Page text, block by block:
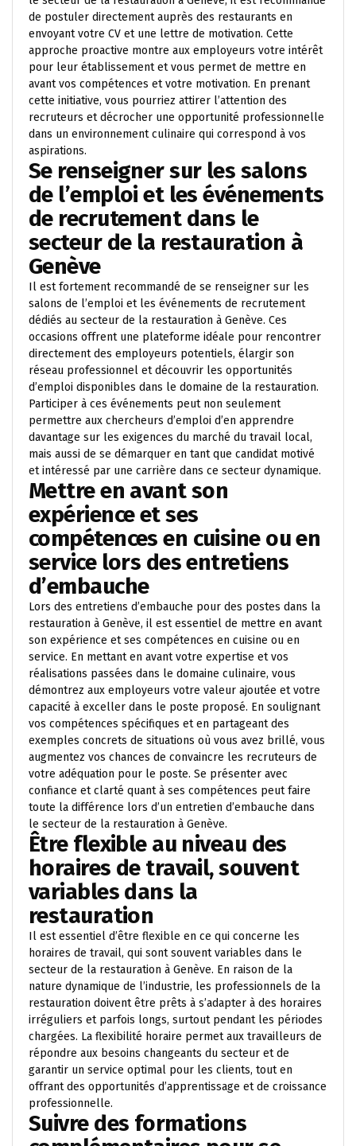
de postuler directement auprès des restaurants en
envoyant votre CV et une lettre de motivation. Cette
approche proactive montre aux employeurs votre intérêt
pour leur établissement et vous permet de mettre en
avant vos compétences et votre motivation. En prenant
cette initiative, vous pourriez attirer l’attention des
recruteurs et décrocher une opportunité professionnelle
dans un environnement culinaire qui correspond à vos
aspirations.
Se renseigner sur les salons
de l’emploi et les événements
de recrutement dans le
secteur de la restauration à
Genève
Il est fortement recommandé de se renseigner sur les
salons de l’emploi et les événements de recrutement
dédiés au secteur de la restauration à Genève. Ces
occasions offrent une plateforme idéale pour rencontrer
directement des employeurs potentiels, élargir son
réseau professionnel et découvrir les opportunités
d’emploi disponibles dans le domaine de la restauration.
Participer à ces événements peut non seulement
permettre aux chercheurs d’emploi d’en apprendre
davantage sur les exigences du marché du travail local,
mais aussi de se démarquer en tant que candidat motivé
et intéressé par une carrière dans ce secteur dynamique.
Mettre en avant son
expérience et ses
compétences en cuisine ou en
service lors des entretiens
d’embauche
Lors des entretiens d’embauche pour des postes dans la
restauration à Genève, il est essentiel de mettre en avant
son expérience et ses compétences en cuisine ou en
service. En mettant en avant votre expertise et vos
réalisations passées dans le domaine culinaire, vous
démontrez aux employeurs votre valeur ajoutée et votre
capacité à exceller dans le poste proposé. En soulignant
vos compétences spécifiques et en partageant des
exemples concrets de situations où vous avez brillé, vous
augmentez vos chances de convaincre les recruteurs de
votre adéquation pour le poste. Se présenter avec
confiance et clarté quant à ses compétences peut faire
toute la différence lors d’un entretien d’embauche dans
le secteur de la restauration à Genève.
Être flexible au niveau des
horaires de travail, souvent
variables dans la
restauration
Il est essentiel d’être flexible en ce qui concerne les
horaires de travail, qui sont souvent variables dans le
secteur de la restauration à Genève. En raison de la
nature dynamique de l’industrie, les professionnels de la
restauration doivent être prêts à s’adapter à des horaires
irréguliers et parfois longs, surtout pendant les périodes
chargées. La flexibilité horaire permet aux travailleurs de
répondre aux besoins changeants du secteur et de
garantir un service optimal pour les clients, tout en
offrant des opportunités d’apprentissage et de croissance
professionnelle.
Suivre des formations